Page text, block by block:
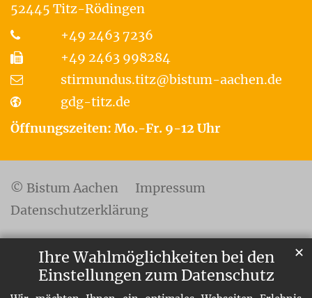
Ihre Wahlmöglichkeiten bei den
Einstellungen zum Datenschutz
✕
52445 Titz-Rödingen
+49 2463 7236
+49 2463 998284
stirmundus.titz@bistum-aachen.de
gdg-titz.de
Öffnungszeiten: Mo.-Fr. 9-12 Uhr
© Bistum Aachen
Impressum
Datenschutzerklärung